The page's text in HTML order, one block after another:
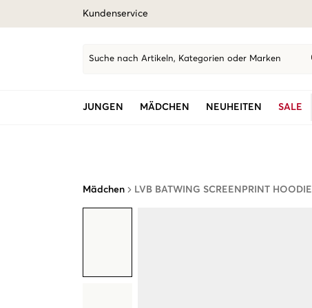
Kundenservice
Suche nach Artikeln, Kategorien oder Marken
JUNGEN MÄDCHEN NEUHEITEN SALE
Mädchen LVB BATWING SCREENPRINT HOODIE